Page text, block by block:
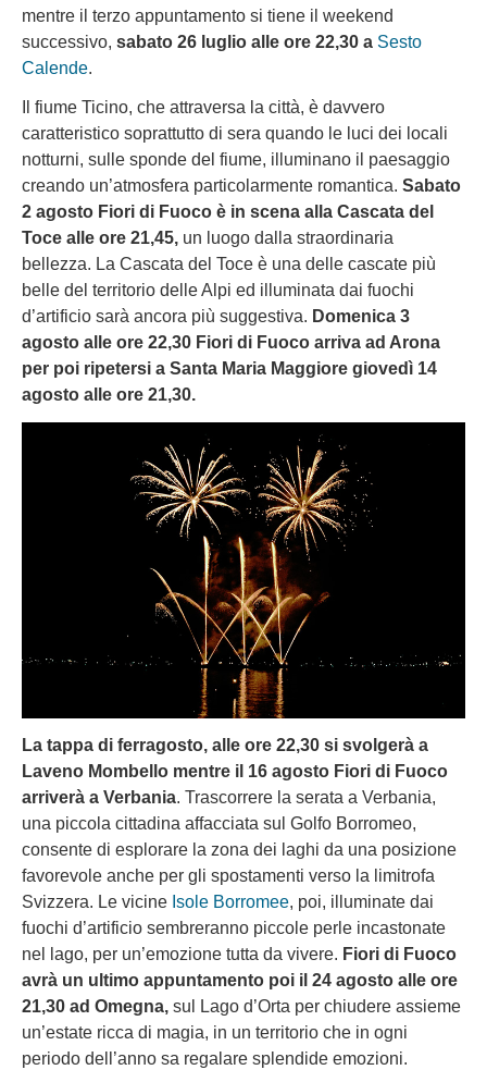
mentre il terzo appuntamento si tiene il weekend
successivo, sabato 26 luglio alle ore 22,30 a Sesto
Calende.
Il fiume Ticino, che attraversa la città, è davvero
caratteristico soprattutto di sera quando le luci dei locali
notturni, sulle sponde del fiume, illuminano il paesaggio
creando un’atmosfera particolarmente romantica. Sabato
2 agosto Fiori di Fuoco è in scena alla Cascata del
Toce alle ore 21,45, un luogo dalla straordinaria
bellezza. La Cascata del Toce è una delle cascate più
belle del territorio delle Alpi ed illuminata dai fuochi
d’artificio sarà ancora più suggestiva. Domenica 3
agosto alle ore 22,30 Fiori di Fuoco arriva ad Arona
per poi ripetersi a Santa Maria Maggiore giovedì 14
agosto alle ore 21,30.
La tappa di ferragosto, alle ore 22,30 si svolgerà a
Laveno Mombello mentre il 16 agosto Fiori di Fuoco
arriverà a Verbania. Trascorrere la serata a Verbania,
una piccola cittadina affacciata sul Golfo Borromeo,
consente di esplorare la zona dei laghi da una posizione
favorevole anche per gli spostamenti verso la limitrofa
Svizzera. Le vicine Isole Borromee, poi, illuminate dai
fuochi d’artificio sembreranno piccole perle incastonate
nel lago, per un’emozione tutta da vivere. Fiori di Fuoco
avrà un ultimo appuntamento poi il 24 agosto alle ore
21,30 ad Omegna, sul Lago d’Orta per chiudere assieme
un’estate ricca di magia, in un territorio che in ogni
periodo dell’anno sa regalare splendide emozioni.